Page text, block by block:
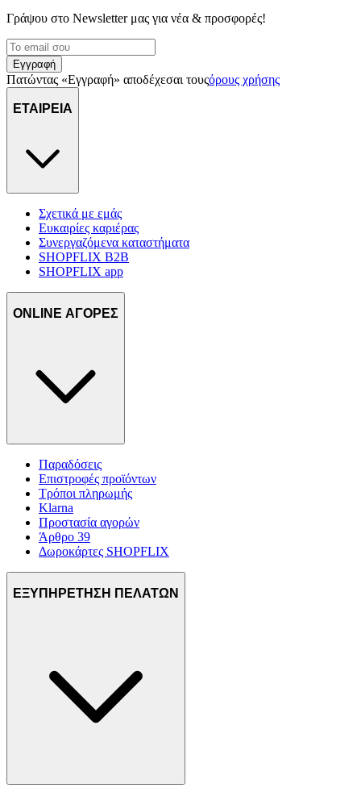
Γράψου στο Νewsletter μας για νέα & προσφορές!
Εγγραφή
Πατώντας «Εγγραφή» αποδέχεσαι τουςόρους χρήσης
ΕΤΑΙΡΕΙΑ
Σχετικά με εμάς
Ευκαιρίες καριέρας
Συνεργαζόμενα καταστήματα
SHOPFLIX B2B
SHOPFLIX app
ONLINE ΑΓΟΡΕΣ
Παραδόσεις
Επιστροφές προϊόντων
Τρόποι πληρωμής
Klarna
Προστασία αγορών
Άρθρο 39
Δωροκάρτες SHOPFLIX
ΕΞΥΠΗΡΕΤΗΣΗ ΠΕΛΑΤΩΝ